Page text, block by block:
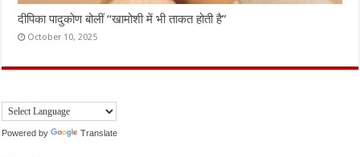
दीपिका पादुकोण बोलीं “खामोशी में भी ताकत होती है”
October 10, 2025
Powered by Translate